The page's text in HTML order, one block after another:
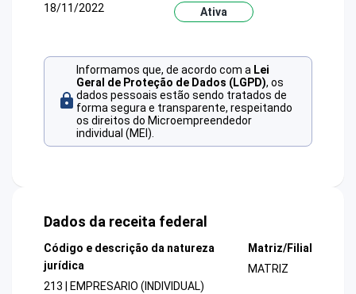
18/11/2022
Ativa
Informamos que, de acordo com a Lei
Geral de Proteção de Dados (LGPD), os
dados pessoais estão sendo tratados de
forma segura e transparente, respeitando
os direitos do Microempreendedor
individual (MEI).
Dados da receita federal
Código e descrição da natureza
jurídica
213 | EMPRESARIO (INDIVIDUAL)
Matriz/Filial
MATRIZ